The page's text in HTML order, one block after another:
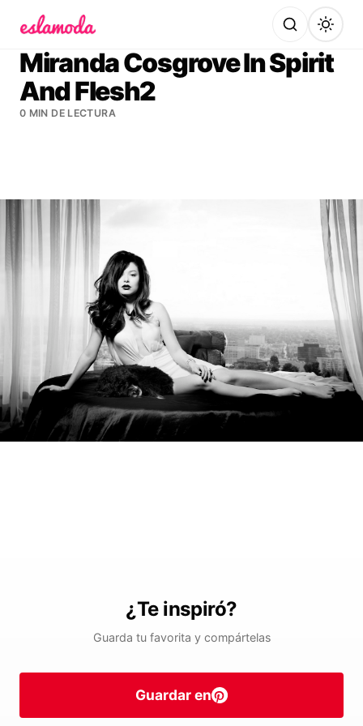
Miranda Cosgrove In Spirit
And Flesh2
0 MIN DE LECTURA
¿Te inspiró?
Guarda tu favorita y compártelas
Guardar en